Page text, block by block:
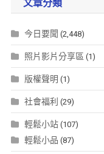
文章分類
今日要聞 (2,448)
照片影片分享區 (1)
版權聲明 (1)
社會福利 (29)
輕鬆小站(107)
輕鬆小品 (87)